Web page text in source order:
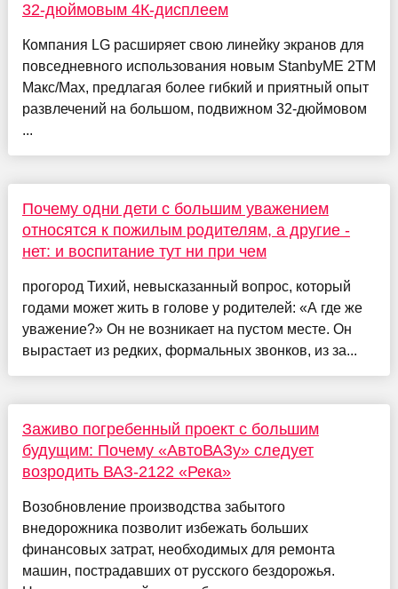
32-дюймовым 4К-дисплеем
Компания LG расширяет свою линейку экранов для
повседневного использования новым StanbyME 2TM
Макс/Max, предлагая более гибкий и приятный опыт
развлечений на большом, подвижном 32-дюймовом
...
Почему одни дети с большим уважением
относятся к пожилым родителям, а другие -
нет: и воспитание тут ни при чем
прогород Тихий, невысказанный вопрос, который
годами может жить в голове у родителей: «А где же
уважение?» Он не возникает на пустом месте. Он
вырастает из редких, формальных звонков, из за...
Заживо погребенный проект с большим
будущим: Почему «АвтоВАЗу» следует
возродить ВАЗ-2122 «Река»
Возобновление производства забытого
внедорожника позволит избежать больших
финансовых затрат, необходимых для ремонта
машин, пострадавших от русского бездорожья.